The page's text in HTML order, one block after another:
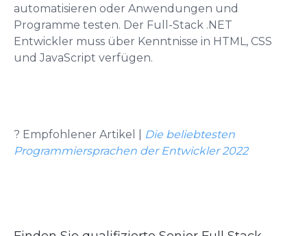
automatisieren oder Anwendungen und
Programme testen. Der Full-Stack .NET
Entwickler muss über Kenntnisse in HTML, CSS
und JavaScript verfügen.
? Empfohlener Artikel |
Die beliebtesten
Programmiersprachen der Entwickler 2022